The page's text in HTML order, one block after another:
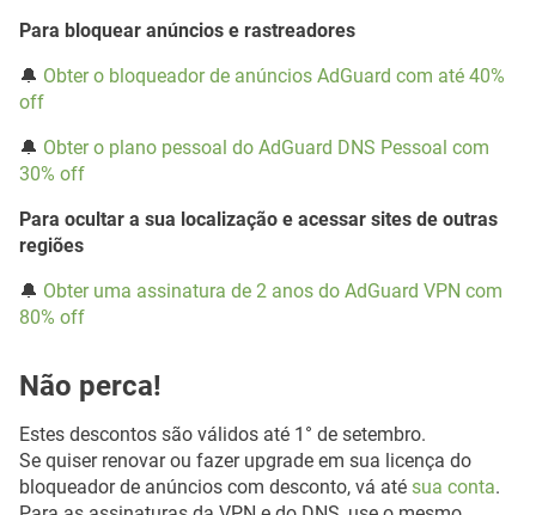
Para bloquear anúncios e rastreadores
🔔 Obter o bloqueador de anúncios AdGuard com até 40%
off
🔔 Obter o plano pessoal do AdGuard DNS Pessoal com
30% off
Para ocultar a sua localização e acessar sites de outras
regiões
🔔 Obter uma assinatura de 2 anos do AdGuard VPN com
80% off
Não perca!
Estes descontos são válidos até 1° de setembro.
Se quiser renovar ou fazer upgrade em sua licença do
bloqueador de anúncios com desconto, vá até sua conta.